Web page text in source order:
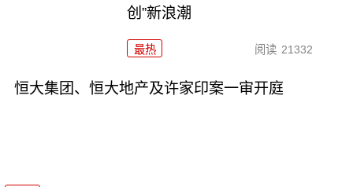
创”新浪潮
最热 阅读 21332
恒大集团、恒大地产及许家印案一审开庭